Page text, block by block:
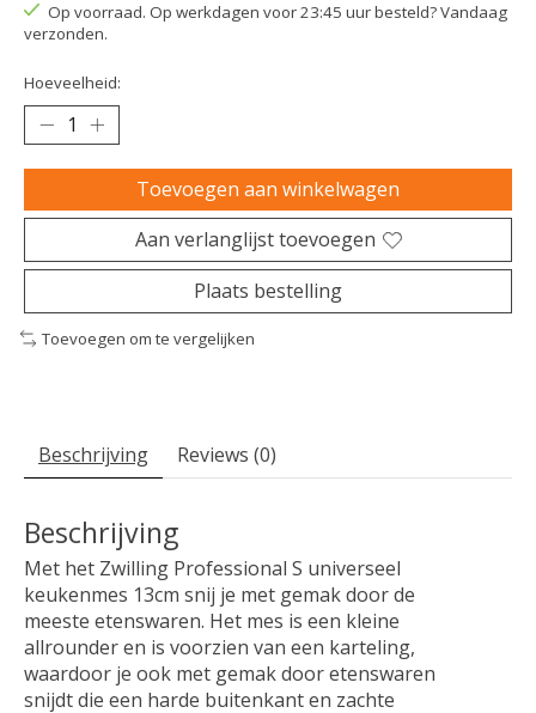
Op voorraad. Op werkdagen voor 23:45 uur besteld? Vandaag
verzonden.
Hoeveelheid:
Toevoegen aan winkelwagen
Aan verlanglijst toevoegen
Plaats bestelling
Toevoegen om te vergelijken
Beschrijving Reviews (0)
Beschrijving
Met het Zwilling Professional S universeel
keukenmes 13cm snij je met gemak door de
meeste etenswaren. Het mes is een kleine
allrounder en is voorzien van een karteling,
waardoor je ook met gemak door etenswaren
snijdt die een harde buitenkant en zachte